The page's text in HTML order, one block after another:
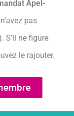
Apel-
pas
S’il ne figure
le rajouter.